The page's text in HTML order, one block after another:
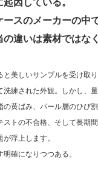
因している。
美しいサンプルを受け取り
洗練された外観。しかし、
の黄ばみ、パール層のひび
ストの不合格、そして長期
浮上します。
確になりつつある。